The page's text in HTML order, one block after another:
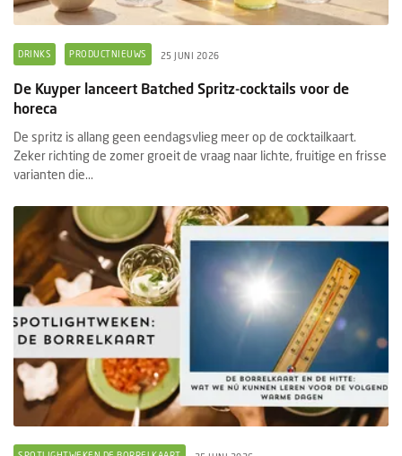
DRINKS PRODUCTNIEUWS 25 JUNI 2026
De Kuyper lanceert Batched Spritz-cocktails voor de
horeca
De spritz is allang geen eendagsvlieg meer op de cocktailkaart.
Zeker richting de zomer groeit de vraag naar lichte, fruitige en frisse
varianten die...